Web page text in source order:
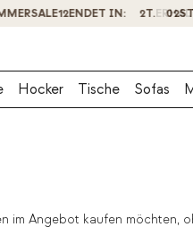
Hocker Tische Sofas
im Angebot kaufen möchten,